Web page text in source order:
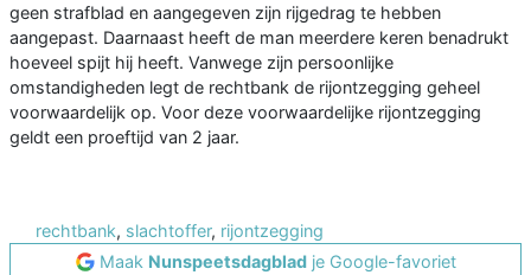
geen strafblad en aangegeven zijn rijgedrag te hebben
aangepast. Daarnaast heeft de man meerdere keren benadrukt
hoeveel spijt hij heeft. Vanwege zijn persoonlijke
omstandigheden legt de rechtbank de rijontzegging geheel
voorwaardelijk op. Voor deze voorwaardelijke rijontzegging
geldt een proeftijd van 2 jaar.
rechtbank, slachtoffer, rijontzegging
Maak Nunspeetsdagbladje Google-favoriet